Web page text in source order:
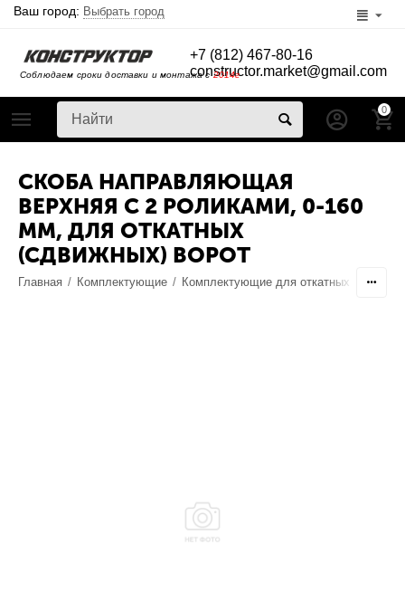
Ваш город: Выбрать город
Соблюдаем сроки доставки и монтажа с2014г
+7 (812) 467-80-16
constructor.market@gmail.com
0
СКОБА НАПРАВЛЯЮЩАЯ
ВЕРХНЯЯ С 2 РОЛИКАМИ, 0-160
ММ, ДЛЯ ОТКАТНЫХ
(СДВИЖНЫХ) ВОРОТ
Главная / Комплектующие / Комплектующие для откатных ворот